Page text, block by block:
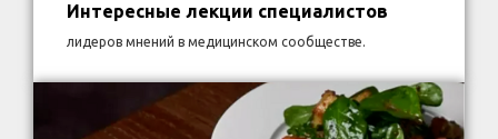
Интересные лекции специалистов
лидеров мнений в медицинском сообществе.